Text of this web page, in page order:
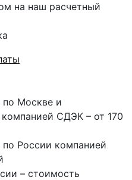
на наш расчетный
по Москве и
СДЭК – от 170
по России компанией
– стоимость